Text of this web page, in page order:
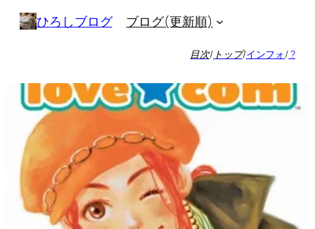
ひろしブログ ブログ(更新順)
目次/ トップ/インフォ/?